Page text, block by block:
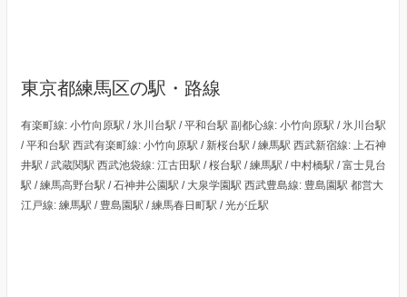
東京都練馬区の駅・路線
有楽町線: 小竹向原駅 / 氷川台駅 / 平和台駅 副都心線: 小竹向原駅 / 氷川台駅
/ 平和台駅 西武有楽町線: 小竹向原駅 / 新桜台駅 / 練馬駅 西武新宿線: 上石神
井駅 / 武蔵関駅 西武池袋線: 江古田駅 / 桜台駅 / 練馬駅 / 中村橋駅 / 富士見台
駅 / 練馬高野台駅 / 石神井公園駅 / 大泉学園駅 西武豊島線: 豊島園駅 都営大
江戸線: 練馬駅 / 豊島園駅 / 練馬春日町駅 / 光が丘駅